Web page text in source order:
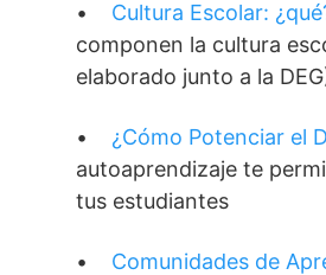
• Cultura Escolar:
componen la cultura
elaborado junto a la
• ¿Cómo Potenciar el
autoaprendizaje te
tus estudiantes
• Comunidades de